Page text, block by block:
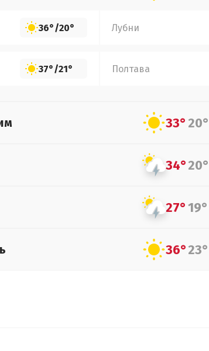
36°/20° Лубни
37°/21° Полтава
33°20°
34°20°
27°19°
36°23°